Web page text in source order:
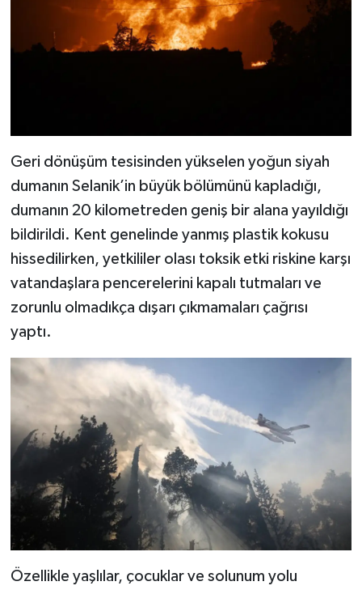
Geri dönüşüm tesisinden yükselen yoğun siyah
dumanın Selanik’in büyük bölümünü kapladığı,
dumanın 20 kilometreden geniş bir alana yayıldığı
bildirildi. Kent genelinde yanmış plastik kokusu
hissedilirken, yetkililer olası toksik etki riskine karşı
vatandaşlara pencerelerini kapalı tutmaları ve
zorunlu olmadıkça dışarı çıkmamaları çağrısı
yaptı.
Özellikle yaşlılar, çocuklar ve solunum yolu